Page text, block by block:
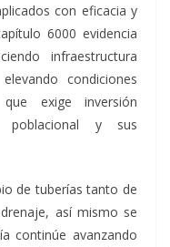
con eficacia y
6000 evidencia
infraestructura
condiciones
exige inversión
poblacional y sus
de tuberías tanto de
así mismo se
continúe avanzando